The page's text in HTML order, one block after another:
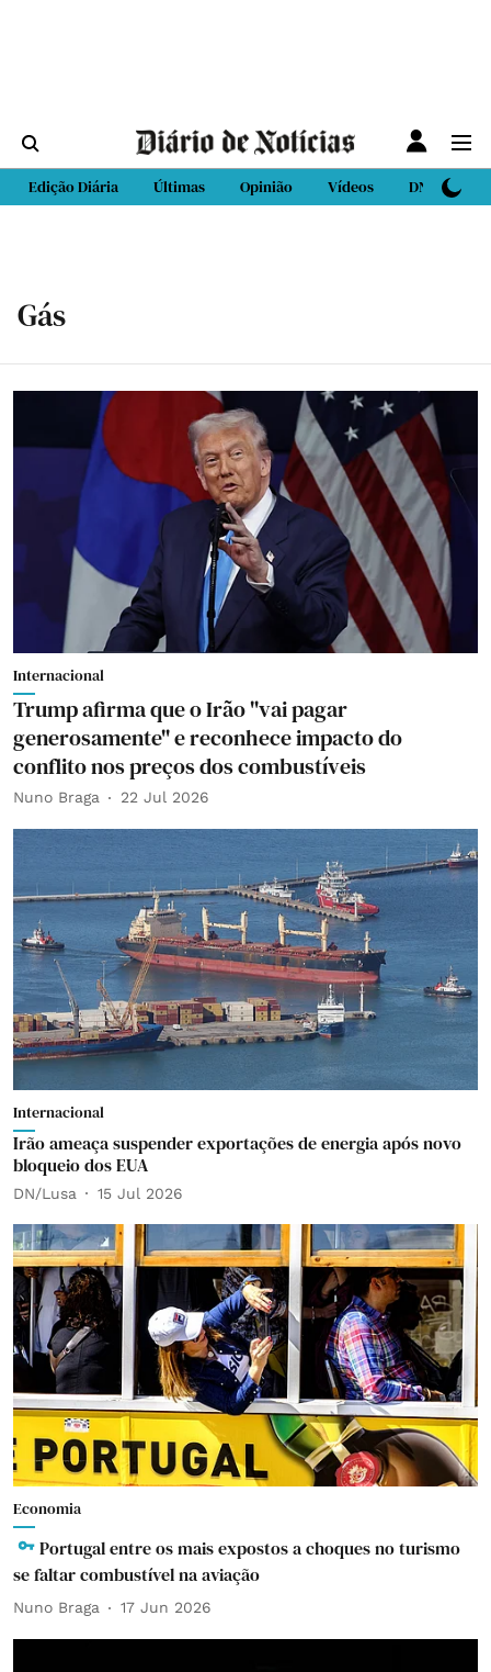
Edição Diária Últimas Opinião Vídeos DN Sport
Gás
Internacional
Trump afirma que o Irão "vai pagar
generosamente" e reconhece impacto do
conflito nos preços dos combustíveis
Nuno Braga 22 Jul 2026
Internacional
Irão ameaça suspender exportações de energia após novo
bloqueio dos EUA
DN/Lusa 15 Jul 2026
Economia
Portugal entre os mais expostos a choques no turismo
se faltar combustível na aviação
Nuno Braga 17 Jun 2026